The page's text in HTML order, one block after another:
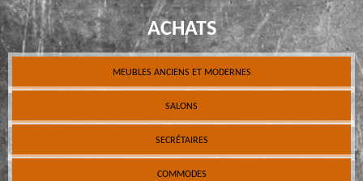
ACHATS
MEUBLES ANCIENS ET MODERNES
SALONS
SECRÉTAIRES
COMMODES